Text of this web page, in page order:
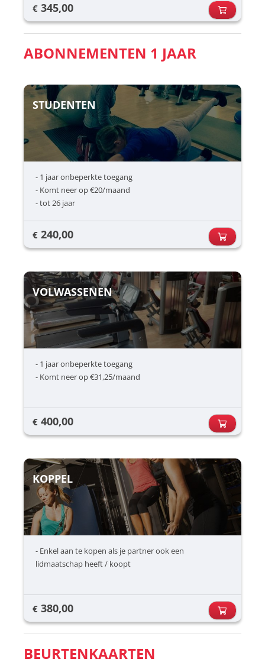
€ 345,00
ABONNEMENTEN 1 JAAR
STUDENTEN
- 1 jaar onbeperkte toegang
- Komt neer op €20/maand
- tot 26 jaar
€ 240,00
VOLWASSENEN
- 1 jaar onbeperkte toegang
- Komt neer op €31,25/maand
€ 400,00
KOPPEL
- Enkel aan te kopen als je partner ook een
lidmaatschap heeft / koopt
€ 380,00
BEURTENKAARTEN